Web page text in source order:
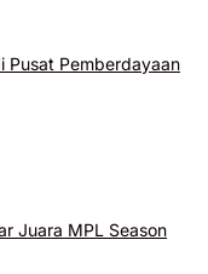
Pusat Pemberdayaan
Juara MPL Season